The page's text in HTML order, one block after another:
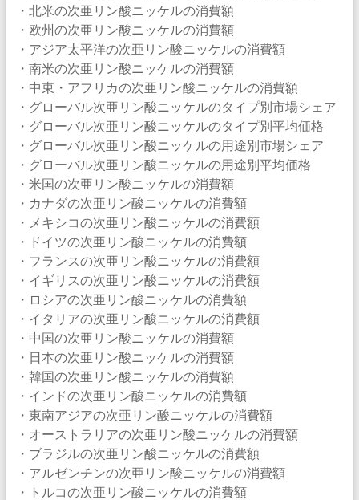
・北米の次亜リン酸ニッケルの消費額
・欧州の次亜リン酸ニッケルの消費額
・アジア太平洋の次亜リン酸ニッケルの消費額
・南米の次亜リン酸ニッケルの消費額
・中東・アフリカの次亜リン酸ニッケルの消費額
・グローバル次亜リン酸ニッケルのタイプ別市場シェア
・グローバル次亜リン酸ニッケルのタイプ別平均価格
・グローバル次亜リン酸ニッケルの用途別市場シェア
・グローバル次亜リン酸ニッケルの用途別平均価格
・米国の次亜リン酸ニッケルの消費額
・カナダの次亜リン酸ニッケルの消費額
・メキシコの次亜リン酸ニッケルの消費額
・ドイツの次亜リン酸ニッケルの消費額
・フランスの次亜リン酸ニッケルの消費額
・イギリスの次亜リン酸ニッケルの消費額
・ロシアの次亜リン酸ニッケルの消費額
・イタリアの次亜リン酸ニッケルの消費額
・中国の次亜リン酸ニッケルの消費額
・日本の次亜リン酸ニッケルの消費額
・韓国の次亜リン酸ニッケルの消費額
・インドの次亜リン酸ニッケルの消費額
・東南アジアの次亜リン酸ニッケルの消費額
・オーストラリアの次亜リン酸ニッケルの消費額
・ブラジルの次亜リン酸ニッケルの消費額
・アルゼンチンの次亜リン酸ニッケルの消費額
・トルコの次亜リン酸ニッケルの消費額